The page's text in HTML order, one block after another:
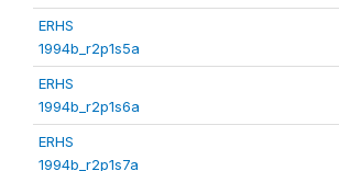
ERHS
1994b_r2p1s5a
ERHS
1994b_r2p1s6a
ERHS
1994b_r2p1s7a